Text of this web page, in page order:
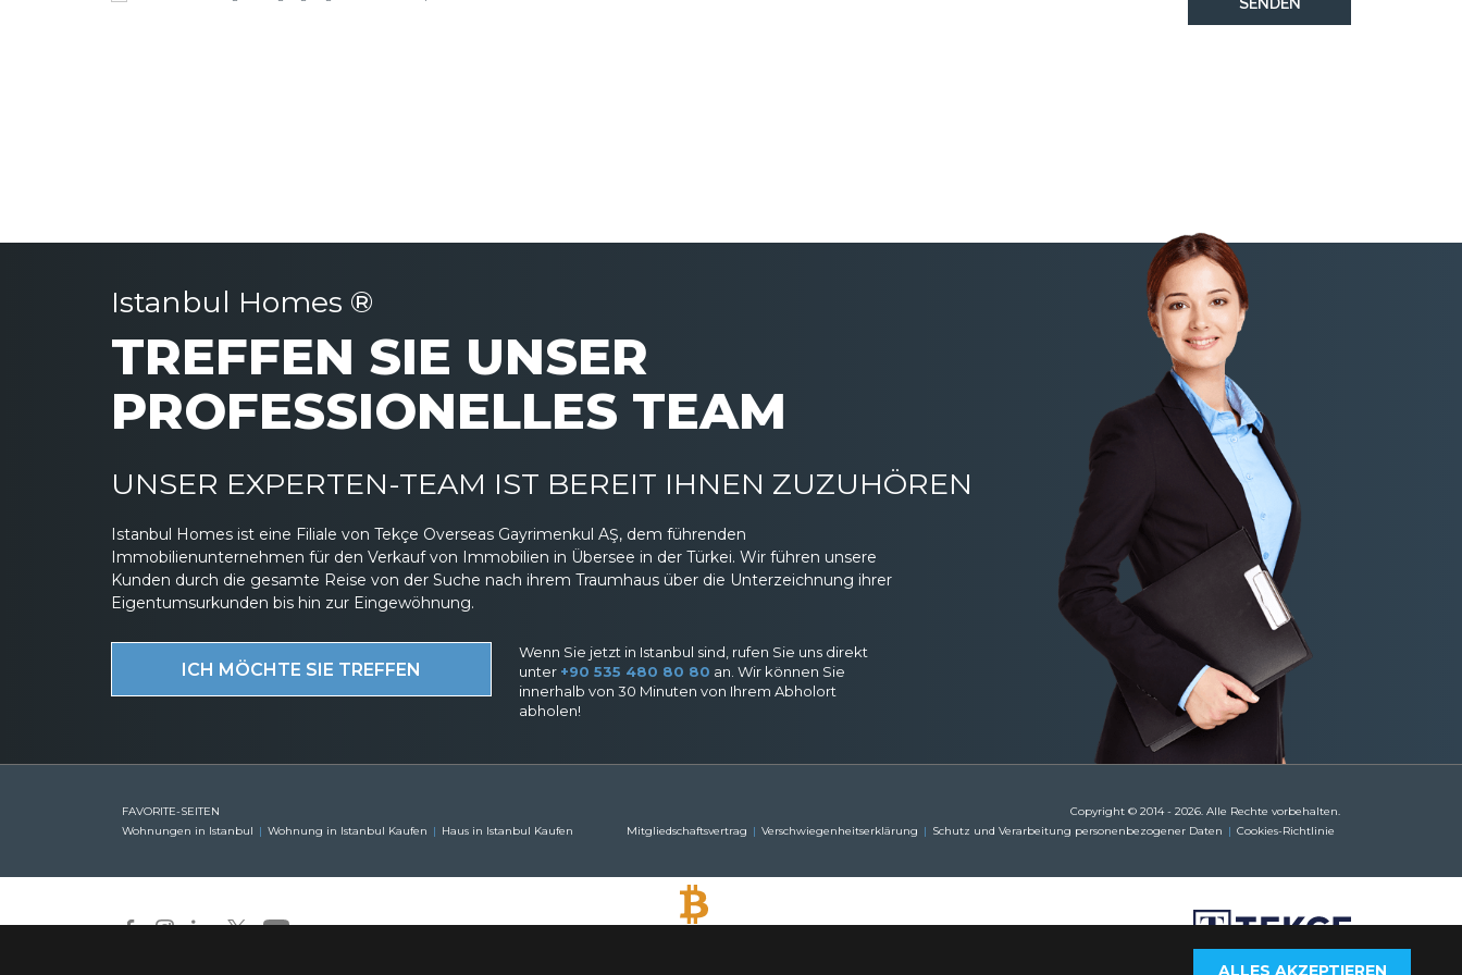
Istanbul Homes ®
TREFFEN SIE UNSER
PROFESSIONELLES TEAM
UNSER EXPERTEN-TEAM IST BEREIT IHNEN ZUZUHÖREN
Istanbul Homes ist eine Filiale von Tekçe Overseas Gayrimenkul AŞ, dem führenden
Immobilienunternehmen für den Verkauf von Immobilien in Übersee in der Türkei. Wir führen unsere
Kunden durch die gesamte Reise von der Suche nach ihrem Traumhaus über die Unterzeichnung ihrer
Eigentumsurkunden bis hin zur Eingewöhnung.
ICH MÖCHTE SIE TREFFEN
Wenn Sie jetzt in Istanbul sind, rufen Sie uns direkt
unter +90 535 480 80 80 an. Wir können Sie
innerhalb von 30 Minuten von Ihrem Abholort
abholen!
FAVORITE-SEITEN
Wohnungen in Istanbul
Wohnung in Istanbul Kaufen Haus in Istanbul Kaufen
Copyright © 2014 - 2026. Alle Rechte vorbehalten.
Mitgliedschaftsvertrag
Verschwiegenheitserklärung Schutz und Verarbeitung personenbezogener Daten Cookies-Richtlinie
ALLES AKZEPTIEREN